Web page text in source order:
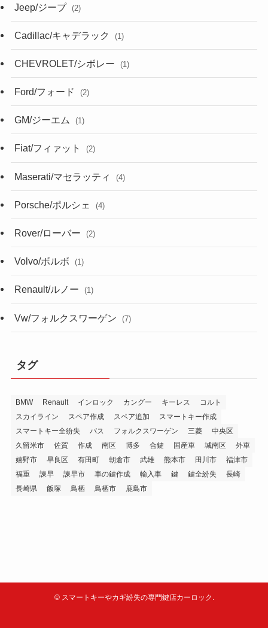
Jeep/ジープ (2)
Cadillac/キャデラック (1)
CHEVROLET/シボレー (1)
Ford/フォード (2)
GM/ジーエム (1)
Fiat/フィァット (2)
Maserati/マセラッティ (4)
Porsche/ポルシェ (4)
Rover/ローバー (2)
Volvo/ボルボ (1)
Renault/ルノー (1)
Vw/フォルクスワーゲン (7)
タグ
BMW Renault インロック カングー キーレス
コルト
スカイライン
スペア作成 スペア追加
スマートキー作成
スマートキー全紛失
バス フォルクスワーゲン 三菱
中央区
久留米市
佐賀 作成 南区 博多 合鍵 国産車 城南区
外車
嬉野市
早良区 有田町 朝倉市 武雄 熊本市 田川市
福津市
福重
諫早 諫早市 車の鍵作成 輸入車 鍵 鍵全紛失
長崎
長崎県
飯塚 鳥栖 鳥栖市 鹿島市
©スマートキーやカギ紛失の専門鍵店カーロック.